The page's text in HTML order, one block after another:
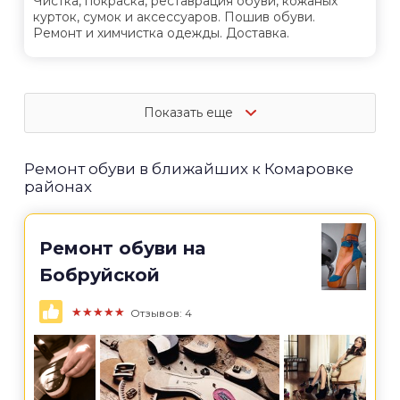
курток, сумок и аксессуаров. Пошив обуви.
Ремонт и химчистка одежды. Доставка.
Показать еще
Ремонт обуви в ближайших к Комаровке
районах
Ремонт обуви на
Бобруйской
★★★★★ Отзывов: 4